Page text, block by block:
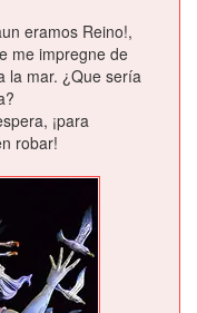
eramos Reino!,
me impregne de
la mar. ¿Que sería
¡para
robar!